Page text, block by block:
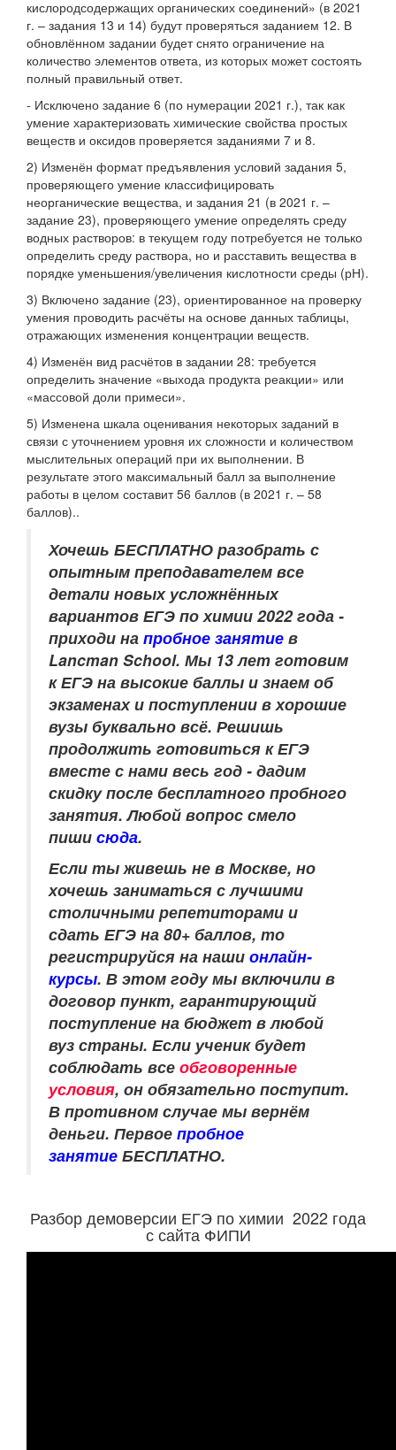
кислородсодержащих органических соединений» (в 2021
г. – задания 13 и 14) будут проверяться заданием 12. В
обновлённом задании будет снято ограничение на
количество элементов ответа, из которых может состоять
полный правильный ответ.
- Исключено задание 6 (по нумерации 2021 г.), так как
умение характеризовать химические свойства простых
веществ и оксидов проверяется заданиями 7 и 8.
2) Изменён формат предъявления условий задания 5,
проверяющего умение классифицировать
неорганические вещества, и задания 21 (в 2021 г. –
задание 23), проверяющего умение определять среду
водных растворов: в текущем году потребуется не только
определить среду раствора, но и расставить вещества в
порядке уменьшения/увеличения кислотности среды (рН).
3) Включено задание (23), ориентированное на проверку
умения проводить расчёты на основе данных таблицы,
отражающих изменения концентрации веществ.
4) Изменён вид расчётов в задании 28: требуется
определить значение «выхода продукта реакции» или
«массовой доли примеси».
5) Изменена шкала оценивания некоторых заданий в
связи с уточнением уровня их сложности и количеством
мыслительных операций при их выполнении. В
результате этого максимальный балл за выполнение
работы в целом составит 56 баллов (в 2021 г. – 58
баллов)..
Хочешь БЕСПЛАТНО разобрать с
опытным преподавателем все
детали новых усложнённых
вариантов ЕГЭ по химии 2022 года -
приходи на пробное занятие в
Lancman School. Мы 13 лет готовим
к ЕГЭ на высокие баллы и знаем об
экзаменах и поступлении в хорошие
вузы буквально всё. Решишь
продолжить готовиться к ЕГЭ
вместе с нами весь год - дадим
скидку после бесплатного пробного
занятия. Любой вопрос смело
пиши сюда.
Если ты живешь не в Москве, но
хочешь заниматься с лучшими
столичными репетиторами и
сдать ЕГЭ на 80+ баллов, то
регистрируйся на наши онлайн-
курсы. В этом году мы включили в
договор пункт, гарантирующий
поступление на бюджет в любой
вуз страны. Если ученик будет
соблюдать все обговоренные
условия, он обязательно поступит.
В противном случае мы вернём
деньги. Первое пробное
занятие БЕСПЛАТНО.
Разбор демоверсии ЕГЭ по химии 2022 года
с сайта ФИПИ